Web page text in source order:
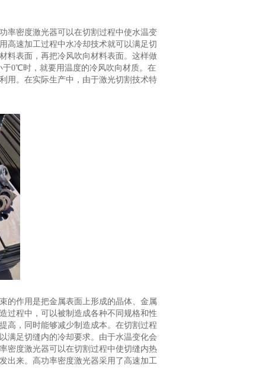
率密度激光器可以在切割过程中使水温变
高速加工过程中水冷却技术就可以满足切
料表面，再把冷风吹向材料表面。这样做
0℃时，就要用温度的冷风吹向材质。在
用。在实际生产中，由于激光切割技术特
的作用是把金属表面上形成的晶体、金属
过程中，可以被制造成各种不同规格和性
高，同时能够减少制造成本。在切割过程
满足切缝内的冷却要求。由于水温变化会
密度激光器可以在切割过程中使切缝内热
出来。高功率密度激光器采用了高速加工